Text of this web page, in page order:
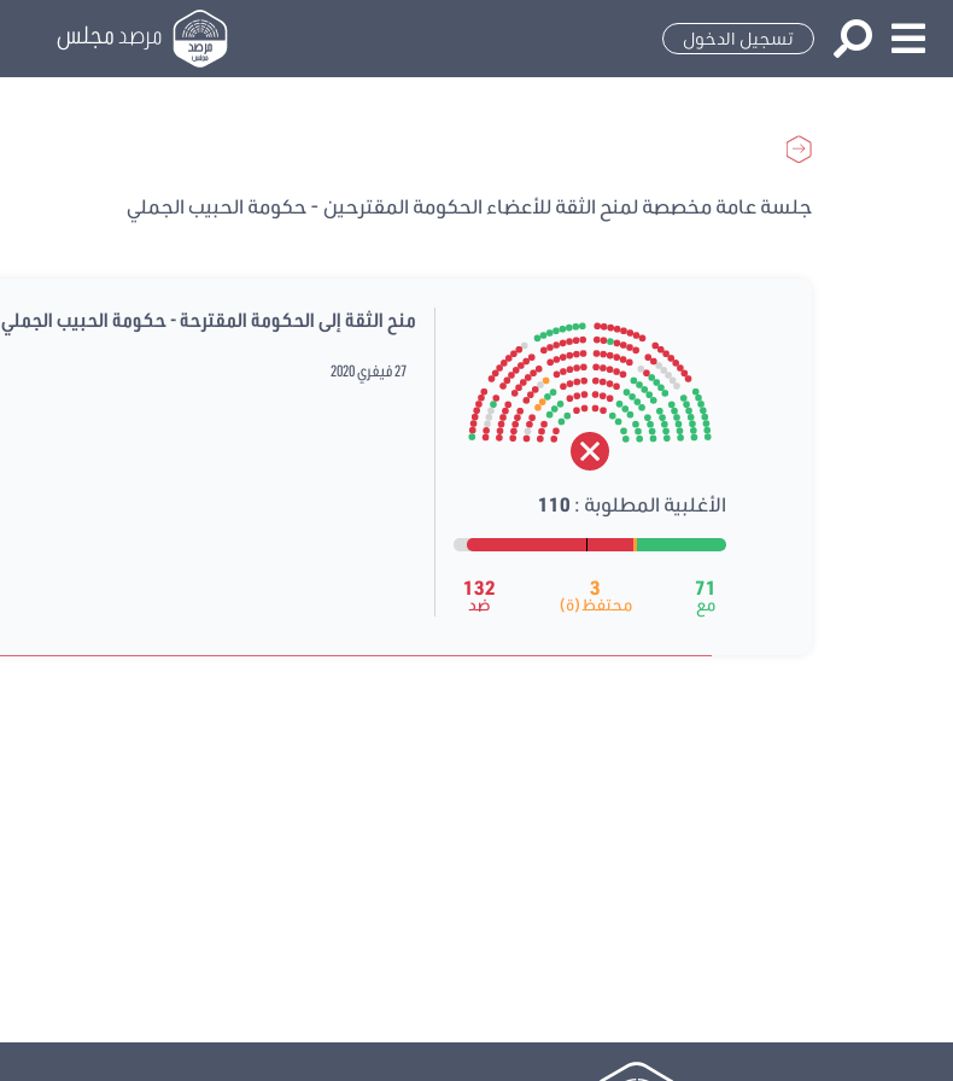
تسجيل الدخول مرصد مجلس
جلسة عامة مخصصة لمنح الثقة للأعضاء الحكومة المقترحين - حكومة الحبيب الجملي
الأغلبية المطلوبة : 110
71
مع
3
محتفظ(ة)
132
ضد
منح الثقة إلى الحكومة المقترحة - حكومة الحبيب الجملي
27 فيفري 2020